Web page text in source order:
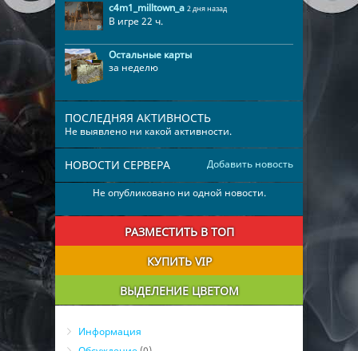
c4m1_milltown_a 2 дня назад
В игре 22 ч.
Остальные карты
за неделю
ПОСЛЕДНЯЯ АКТИВНОСТЬ
Не выявлено ни какой активности.
Добавить новость
НОВОСТИ СЕРВЕРА
Не опубликовано ни одной новости.
РАЗМЕСТИТЬ В ТОП
КУПИТЬ VIP
ВЫДЕЛЕНИЕ ЦВЕТОМ
Информация